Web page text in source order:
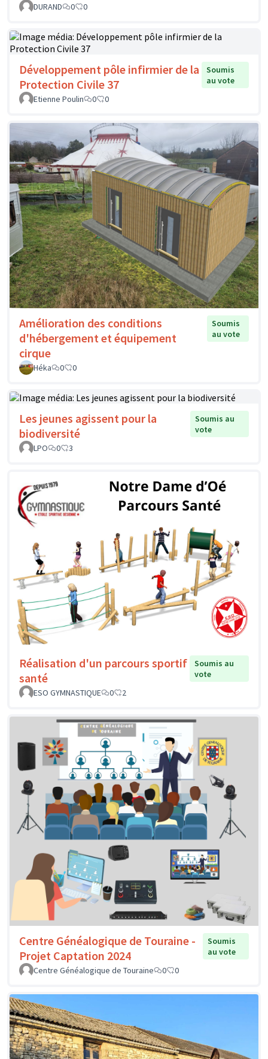
DURAND 0 0
Développement pôle infirmier de la
Protection Civile 37
Soumis
au vote
Etienne Poulin
0 0
Amélioration des conditions
d'hébergement et équipement
cirque
Soumis
au vote
Héka 0 0
Les jeunes agissent pour la
biodiversité
Soumis au
vote
LPO
0 3
Réalisation d'un parcours sportif
santé
Soumis au
vote
ESO GYMNASTIQUE
0 2
Centre Généalogique de Touraine -
Projet Captation 2024
Soumis
au vote
Centre Généalogique de Touraine
0 0